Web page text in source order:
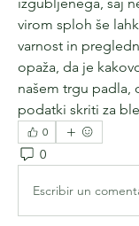
virom sploh še
varnost in
opaža, da je
našem trgu padla,
podatki skriti za
0
0
Escribir un